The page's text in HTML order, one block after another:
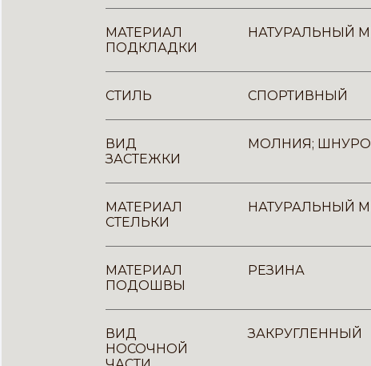
МАТЕРИАЛ
ПОДКЛАДКИ
НАТУРАЛЬНЫЙ
СТИЛЬ СПОРТИВНЫЙ
ВИД
ЗАСТЕЖКИ
МОЛНИЯ;
МАТЕРИАЛ
СТЕЛЬКИ
НАТУРАЛЬНЫЙ
МАТЕРИАЛ
ПОДОШВЫ
РЕЗИНА
ВИД
НОСОЧНОЙ
ЗАКРУГЛЕННЫЙ